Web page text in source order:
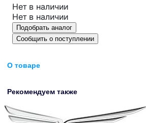
Нет в наличии
Нет в наличии
Подобрать аналог
Сообщить о поступлении
О товаре
Рекомендуем также